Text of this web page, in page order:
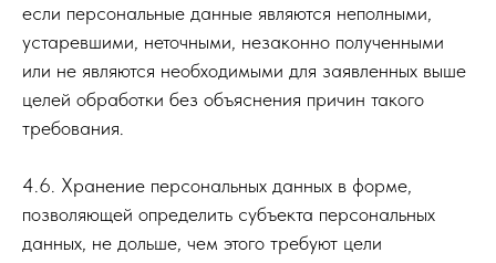
если персональные данные являются неполными,
устаревшими, неточными, незаконно полученными
или не являются необходимыми для заявленных выше
целей обработки без объяснения причин такого
требования.
4.6. Хранение персональных данных в форме,
позволяющей определить субъекта персональных
данных, не дольше, чем этого требуют цели